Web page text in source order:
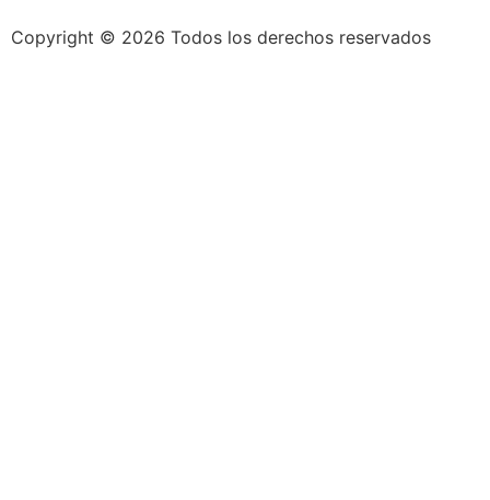
Copyright © 2026 Todos los derechos reservados